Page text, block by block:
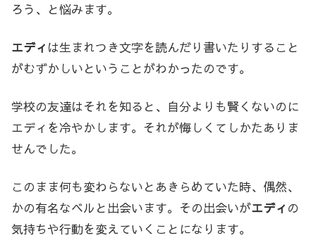
ろう、と悩みます。
エディ は生まれつき文字を読んだり書いたりすること
がむずかしいということがわかったのです。
学校の友達はそれを知ると、自分よりも賢くないのに
エディを冷やかします。それが悔しくてしかたありま
せんでした。
このまま何も変わらないとあきらめていた時、偶然、
かの有名なベルと出会います。その出会いがエディ の
気持ちや行動を変えていくことになります。